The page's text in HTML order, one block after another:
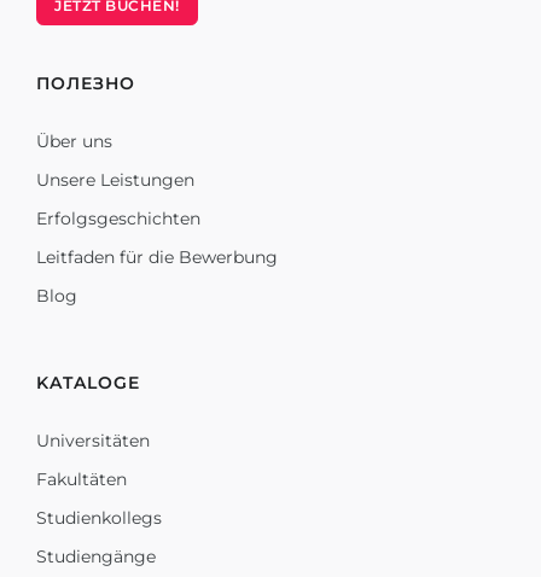
JETZT BUCHEN!
ПОЛЕЗНО
Über uns
Unsere Leistungen
Erfolgsgeschichten
Leitfaden für die Bewerbung
Blog
KATALOGE
Universitäten
Fakultäten
Studienkollegs
Studiengänge